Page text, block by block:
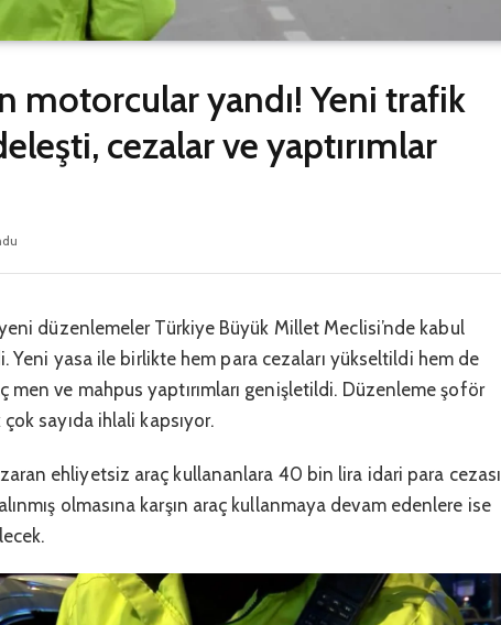
motorcular yandı! Yeni trafik
cezalar ve yaptırımlar
düzenlemeler Türkiye Büyük Millet Meclisi’nde kabul
Yeni yasa ile birlikte hem para cezaları yükseltildi hem de
men ve mahpus yaptırımları genişletildi. Düzenleme şoför
sayıda ihlali kapsıyor.
ehliyetsiz araç kullananlara 40 bin lira idari para cezası
olmasına karşın araç kullanmaya devam edenlere ise